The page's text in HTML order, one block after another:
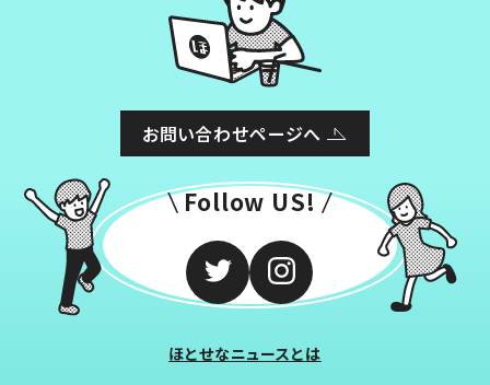
お問い合わせページへ
Follow US!
ほとせなニュースとは